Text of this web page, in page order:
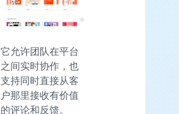
它允许团队在平台
之间实时协作，也
支持同时直接从客
户那里接收有价值
的评论和反馈。